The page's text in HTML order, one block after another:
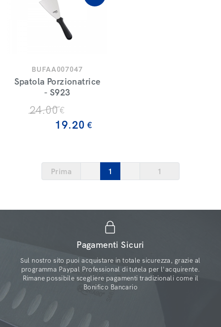
BUFAA007047
Spatola Porzionatrice
- S923
24.00€
19.20 €
Prima 1 1
Pagamenti Sicuri
Sul nostro sito puoi acquistare in totale sicurezza, grazie al
programma Paypal Professional di tutela per l'acquirente.
Rimane possibile scegliere pagamenti tradizionali come il
Bonifico Bancario